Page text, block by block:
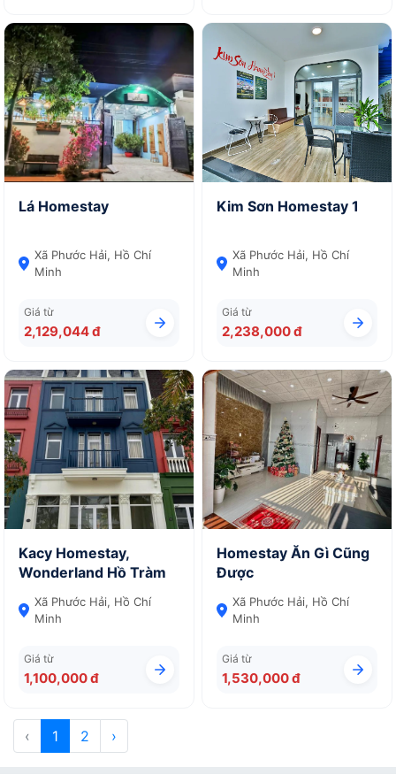
Lá Homestay
Xã Phước Hải, Hồ Chí
Minh
Giá từ
2,129,044 đ
Kim Sơn Homestay 1
Xã Phước Hải, Hồ Chí
Minh
Giá từ
2,238,000 đ
Kacy Homestay,
Wonderland Hồ Tràm
Xã Phước Hải, Hồ Chí
Minh
Giá từ
1,100,000 đ
Homestay Ăn Gì Cũng
Được
Xã Phước Hải, Hồ Chí
Minh
Giá từ
1,530,000 đ
‹ 1 2 ›